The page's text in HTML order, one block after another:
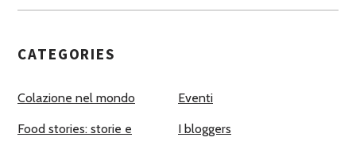
CATEGORIES
Colazione nel mondo Eventi
Food stories: storie e
I bloggers